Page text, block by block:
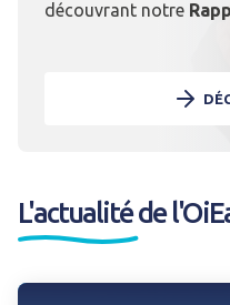
découvrant notre
L'actualité de